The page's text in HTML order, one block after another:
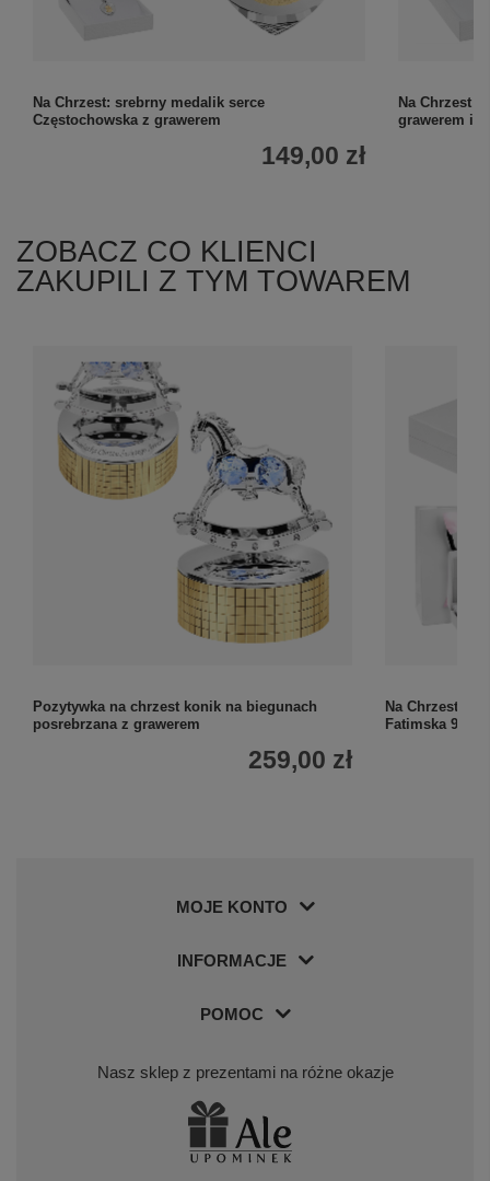
Na Chrzest: srebrny medalik serce
Częstochowska z grawerem
149,00 zł
Na Chrzest i
grawerem i
ZOBACZ CO KLIENCI
ZAKUPILI Z TYM TOWAREM
Pozytywka na chrzest konik na biegunach
posrebrzana z grawerem
259,00 zł
Na Chrzest i
Fatimska 925
MOJE KONTO
INFORMACJE
POMOC
Nasz sklep z prezentami na różne okazje